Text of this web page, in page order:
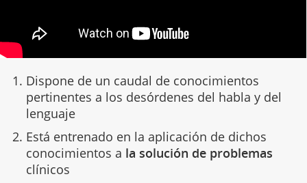
Dispone de un caudal de conocimientos
pertinentes a los desórdenes del habla y del
lenguaje
Está entrenado en la aplicación de dichos
conocimientos a la solución de problemas
clínicos